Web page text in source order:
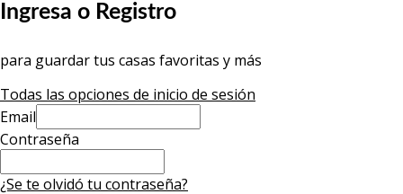
Ingresa o Registro
para guardar tus casas favoritas y más
Todas las opciones de inicio de sesión
Email
Contraseña
¿Se te olvidó tu contraseña?